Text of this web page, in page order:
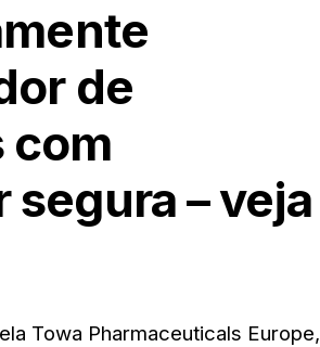
de
com
– veja
Towa Pharmaceuticals Europe,